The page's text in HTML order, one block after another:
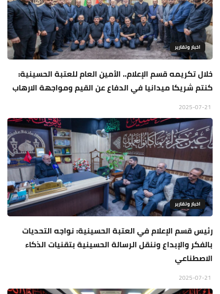
اخبار وتقارير
خلال تكريمه قسم الإعلام.. الأمين العام للعتبة الحسينية:
كنتم شريكا ميدانيا في الدفاع عن القيم ومواجهة الارهاب
اخبار وتقارير
رئيس قسم الإعلام في العتبة الحسينية: نواجه التحديات
بالفكر والإبداع وننقل الرسالة الحسينية بتقنيات الذكاء
الاصطناعي